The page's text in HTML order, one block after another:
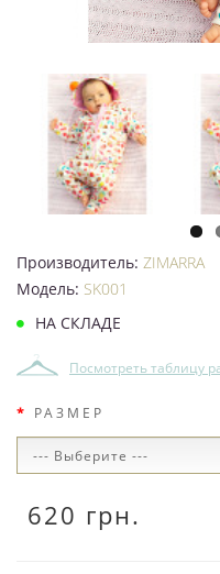
Производитель: ZIMARRA
Модель: SK001
НА СКЛАДЕ
Посмотреть таблицу
РАЗМЕР
620 грн.